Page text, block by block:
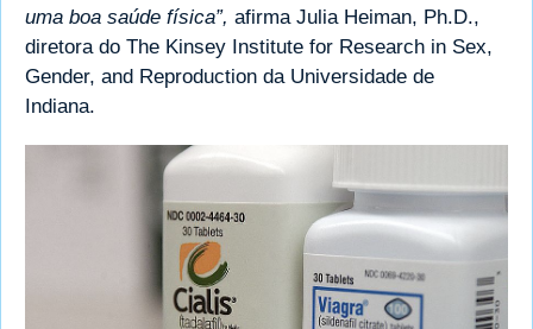
uma boa saúde física”, afirma Julia Heiman, Ph.D.,
diretora do The Kinsey Institute for Research in Sex,
Gender, and Reproduction da Universidade de
Indiana.